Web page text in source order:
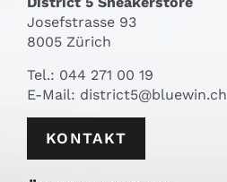
Josefstrasse 93
8005 Zürich
Tel.: 044 271 00 19
E-Mail: district5@bluewin.ch
KONTAKT